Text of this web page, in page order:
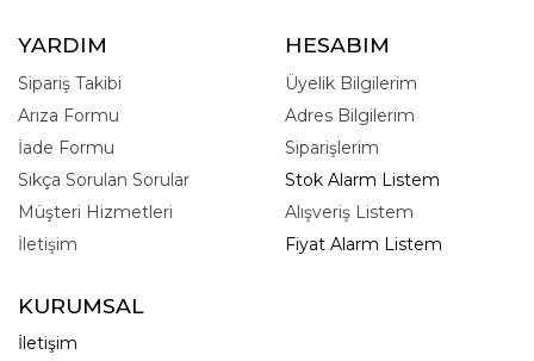
YARDIM
Sipariş Takibi
Arıza Formu
İade Formu
Sıkça Sorulan Sorular
Müşteri Hizmetleri
İletişim
HESABIM
Üyelik Bilgilerim
Adres Bilgilerim
Siparişlerim
Stok Alarm Listem
Alışveriş Listem
Fiyat Alarm Listem
KURUMSAL
İletişim